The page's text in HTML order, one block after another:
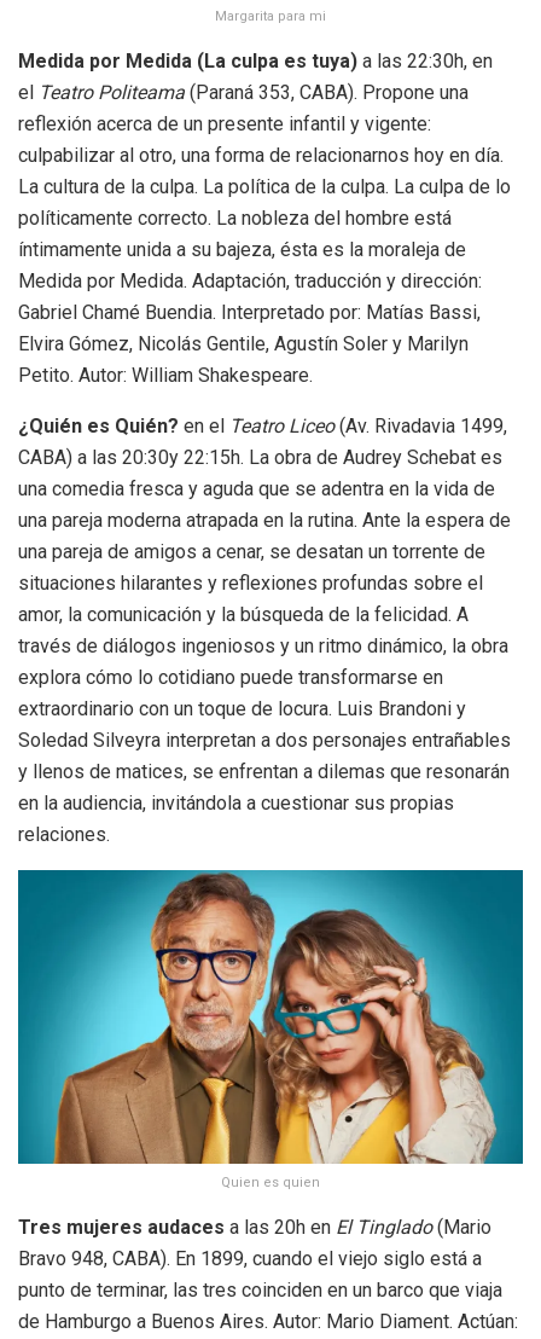
Margarita para mi
Medida por Medida (La culpa es tuya) a las 22:30h, en
el Teatro Politeama (Paraná 353, CABA). Propone una
reflexión acerca de un presente infantil y vigente:
culpabilizar al otro, una forma de relacionarnos hoy en día.
La cultura de la culpa. La política de la culpa. La culpa de lo
políticamente correcto. La nobleza del hombre está
íntimamente unida a su bajeza, ésta es la moraleja de
Medida por Medida. Adaptación, traducción y dirección:
Gabriel Chamé Buendia. Interpretado por: Matías Bassi,
Elvira Gómez, Nicolás Gentile, Agustín Soler y Marilyn
Petito. Autor: William Shakespeare.
¿Quién es Quién? en el Teatro Liceo(Av. Rivadavia 1499,
CABA) a las 20:30y 22:15h. La obra de Audrey Schebat es
una comedia fresca y aguda que se adentra en la vida de
una pareja moderna atrapada en la rutina. Ante la espera de
una pareja de amigos a cenar, se desatan un torrente de
situaciones hilarantes y reflexiones profundas sobre el
amor, la comunicación y la búsqueda de la felicidad. A
través de diálogos ingeniosos y un ritmo dinámico, la obra
explora cómo lo cotidiano puede transformarse en
extraordinario con un toque de locura. Luis Brandoni y
Soledad Silveyra interpretan a dos personajes entrañables
y llenos de matices, se enfrentan a dilemas que resonarán
en la audiencia, invitándola a cuestionar sus propias
relaciones.
Quien es quien
Tres mujeres audaces a las 20h en El Tinglado(Mario
Bravo 948, CABA). En 1899, cuando el viejo siglo está a
punto de terminar, las tres coinciden en un barco que viaja
de Hamburgo a Buenos Aires. Autor: Mario Diament. Actúan: